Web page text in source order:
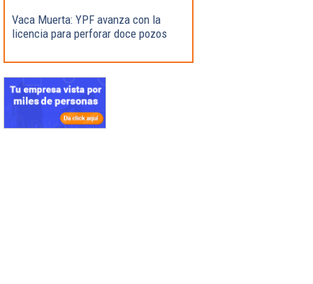
Vaca Muerta: YPF avanza con la
licencia para perforar doce pozos